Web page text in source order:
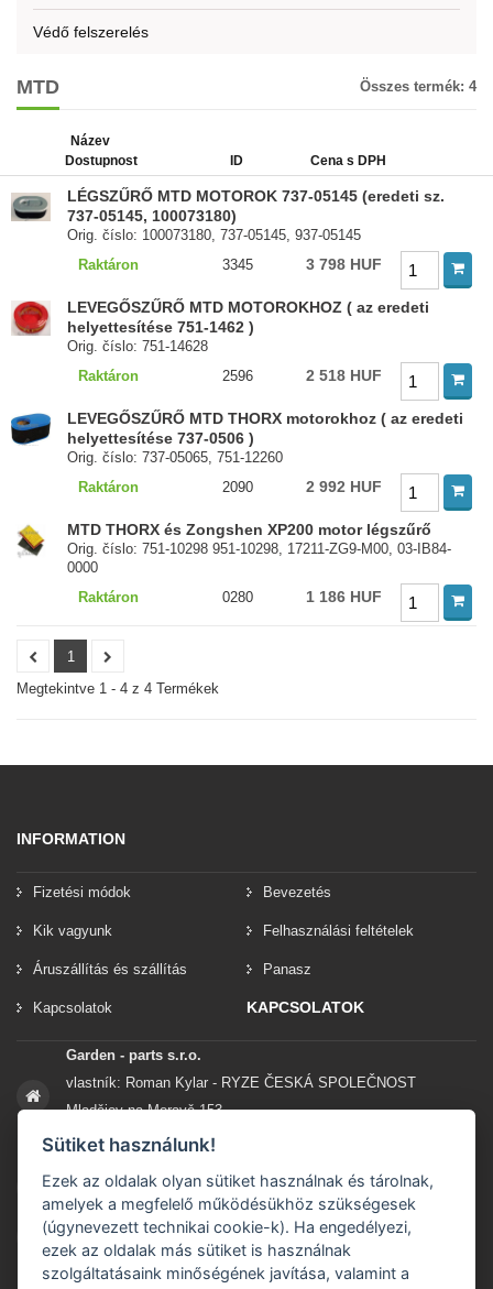
Védő felszerelés
MTD Összes termék: 4
Název
Dostupnost
ID Cena s DPH
LÉGSZŰRŐ MTD MOTOROK 737-05145 (eredeti sz.
737-05145, 100073180)
Orig. číslo: 100073180, 737-05145, 937-05145
Raktáron
3345 3 798 HUF
LEVEGŐSZŰRŐ MTD MOTOROKHOZ ( az eredeti
helyettesítése 751-1462 )
Orig. číslo: 751-14628
Raktáron
2596 2 518 HUF
LEVEGŐSZŰRŐ MTD THORX motorokhoz ( az eredeti
helyettesítése 737-0506 )
Orig. číslo: 737-05065, 751-12260
Raktáron
2090 2 992 HUF
MTD THORX és Zongshen XP200 motor légszűrő
Orig. číslo: 751-10298 951-10298, 17211-ZG9-M00, 03-IB84-
0000
Raktáron
0280 1 186 HUF
1
Megtekintve 1 - 4 z 4 Termékek
INFORMATION
Fizetési módok Bevezetés
Kik vagyunk Felhasználási feltételek
Áruszállítás és szállítás Panasz
Kapcsolatok KAPCSOLATOK
Garden - parts s.r.o.
vlastník: Roman Kylar - RYZE ČESKÁ SPOLEČNOST
Mladějov na Moravě 153
56935 Mladějov na Moravě
+420 777 96 96 03
info@garden-parts.cz
Sütiket használunk!
Ezek az oldalak olyan sütiket használnak és tárolnak,
amelyek a megfelelő működésükhöz szükségesek
(úgynevezett technikai cookie-k). Ha engedélyezi,
ezek az oldalak más sütiket is használnak
szolgáltatásaink minőségének javítása, valamint a